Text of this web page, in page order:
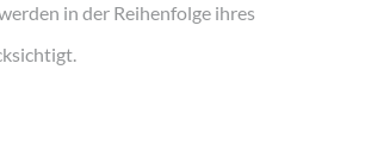
in der Reihenfolge ihres